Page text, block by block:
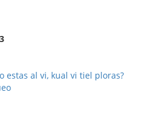
estas al vi, kual vi tiel ploras?